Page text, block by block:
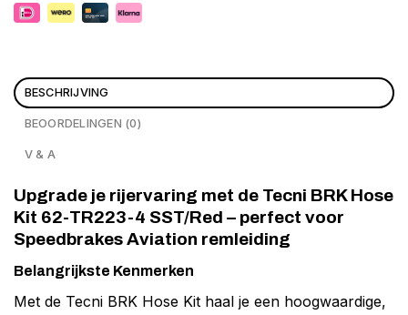
BESCHRIJVING
BEOORDELINGEN (0)
V & A
Upgrade je rijervaring met de Tecni BRK Hose
Kit 62-TR223-4 SST/Red – perfect voor
Speedbrakes Aviation remleiding
Belangrijkste Kenmerken
Met de Tecni BRK Hose Kit haal je een hoogwaardige,